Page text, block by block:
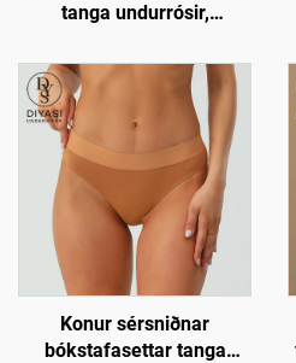
tanga undurrósir,
viðmiðandi sexy undurföt
Konur sérsniðnar
bókstafasettar tanga